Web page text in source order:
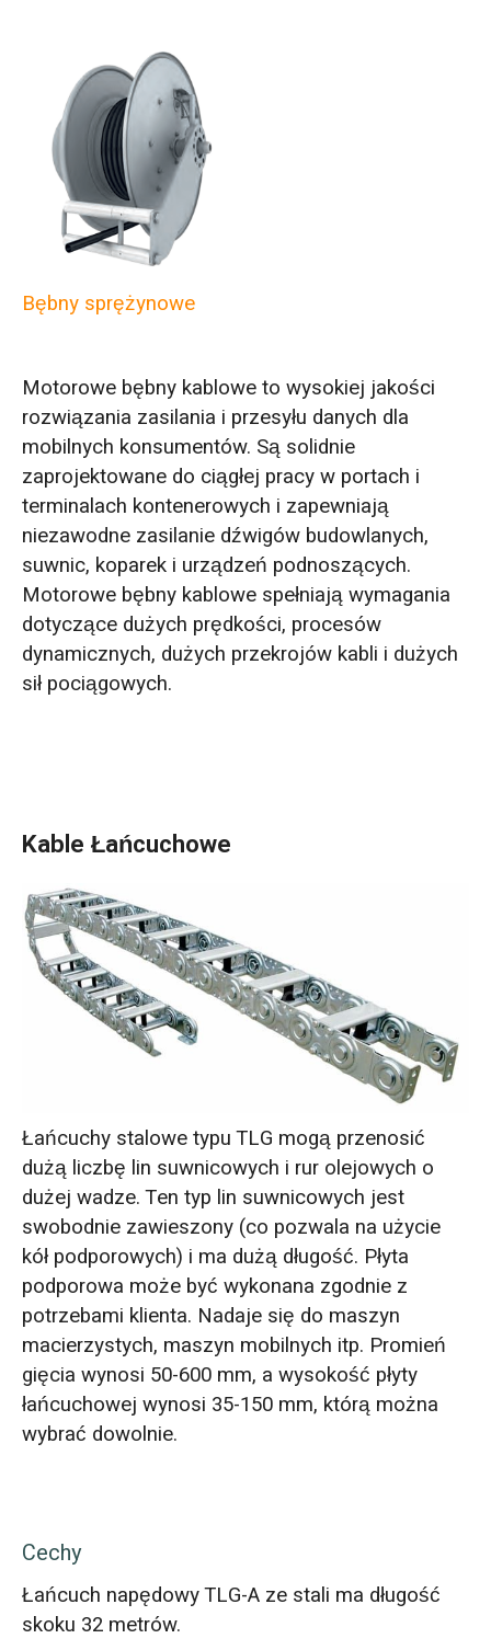
Bębny sprężynowe
Motorowe bębny kablowe to wysokiej jakości
rozwiązania zasilania i przesyłu danych dla
mobilnych konsumentów. Są solidnie
zaprojektowane do ciągłej pracy w portach i
terminalach kontenerowych i zapewniają
niezawodne zasilanie dźwigów budowlanych,
suwnic, koparek i urządzeń podnoszących.
Motorowe bębny kablowe spełniają wymagania
dotyczące dużych prędkości, procesów
dynamicznych, dużych przekrojów kabli i dużych
sił pociągowych.
Kable Łańcuchowe
Łańcuchy stalowe typu TLG mogą przenosić
dużą liczbę lin suwnicowych i rur olejowych o
dużej wadze. Ten typ lin suwnicowych jest
swobodnie zawieszony (co pozwala na użycie
kół podporowych) i ma dużą długość. Płyta
podporowa może być wykonana zgodnie z
potrzebami klienta. Nadaje się do maszyn
macierzystych, maszyn mobilnych itp. Promień
gięcia wynosi 50-600 mm, a wysokość płyty
łańcuchowej wynosi 35-150 mm, którą można
wybrać dowolnie.
Cechy
Łańcuch napędowy TLG-A ze stali ma długość
skoku 32 metrów.